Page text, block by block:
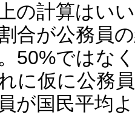
の計算はい
合が公務員
50%ではな
に仮に公務
が国民平均